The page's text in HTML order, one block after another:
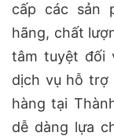
cấp các sản
hãng, chất
tâm tuyệt đối
dịch vụ hỗ trợ
hàng tại
dễ dàng lựa